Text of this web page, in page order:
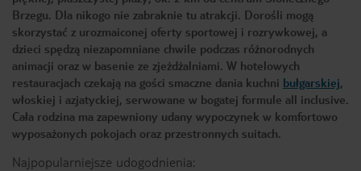
Brzegu. Dla nikogo nie zabraknie tu atrakcji. Dorośli mogą
skorzystać z urozmaiconej oferty sportowej i rozrywkowej, a
dzieci spędzą niezapomniane chwile podczas różnorodnych
animacji oraz w basenie ze zjeżdżalniami. W hotelowych
restauracjach czekają na gości smaczne dania kuchni bułgarskiej,
włoskiej i azjatyckiej, serwowane w bogatej formule all inclusive.
Cała rodzina ma zapewniony udany wypoczynek w komfortowo
wyposażonych pokojach oraz przestronnych suitach.
Najpopularniejsze udogodnienia: